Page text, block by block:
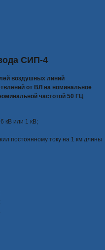
СИП-4
воздушных линий
от ВЛ на номинальное
частотой 50 ГЦ
кВ или 1 кВ;
постоянному току на 1 км длины